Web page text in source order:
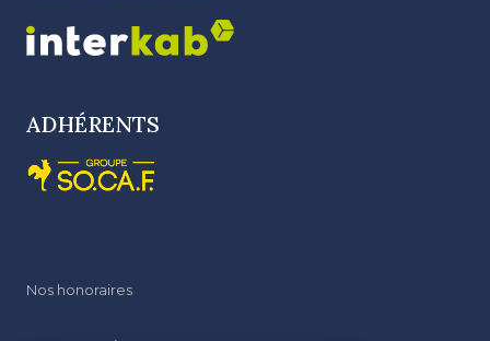
ADHÉRENTS
Nos honoraires